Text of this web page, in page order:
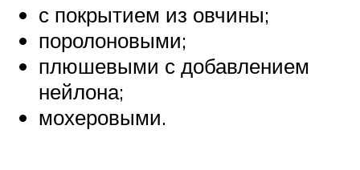
с покрытием из овчины;
поролоновыми;
плюшевыми с добавлением
нейлона;
мохеровыми.